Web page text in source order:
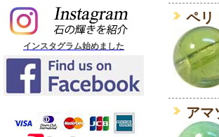
インスタグラム始めました
ペリ
アマ